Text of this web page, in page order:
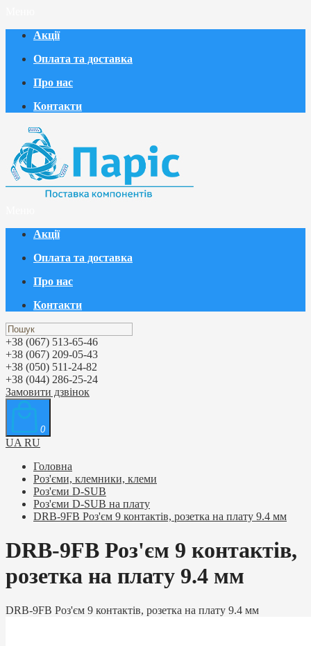
Акції
Оплата та доставка
Про нас
Контакти
Акції
Оплата та доставка
Про нас
Контакти
+38 (067) 513-65-46
+38 (067) 209-05-43
+38 (050) 511-24-82
+38 (044) 286-25-24
Замовити дзвінок
0
UA RU
Головна
Роз'єми, клемники, клеми
Роз'єми D-SUB
Роз'єми D-SUB на плату
DRB-9FB Роз'єм 9 контактів, розетка на плату 9.4 мм
DRB-9FB Роз'єм 9 контактів,
розетка на плату 9.4 мм
DRB-9FB Роз'єм 9 контактів, розетка на плату 9.4 мм